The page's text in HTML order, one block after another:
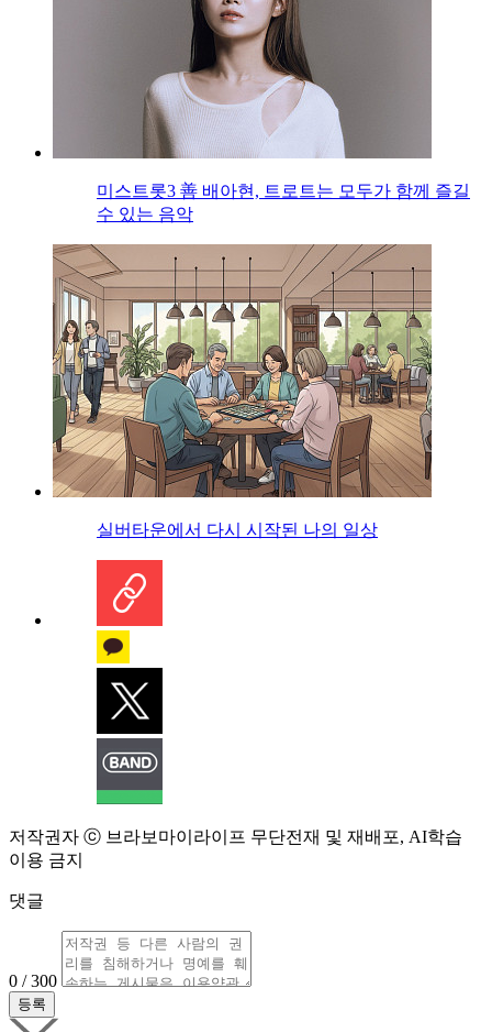
미스트롯3 善 배아현, 트로트는 모두가 함께 즐길
수 있는 음악
실버타운에서 다시 시작된 나의 일상
저작권자 ⓒ 브라보마이라이프 무단전재 및 재배포, AI학습
이용 금지
댓글
0 / 300